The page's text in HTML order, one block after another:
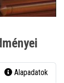
Alapadatok